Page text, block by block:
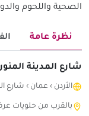
الصحية واللحوم
نظرة عامة
شارع المدينة
الأردن › عمان › شارع
بالقرب من حلويات